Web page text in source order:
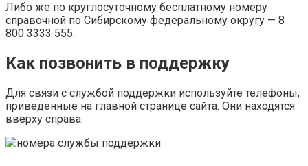
Либо же по круглосуточному бесплатному номеру
справочной по Сибирскому федеральному округу — 8
800 3333 555.
Как позвонить в поддержку
Для связи с службой поддержки используйте телефоны,
приведенные на главной странице сайта. Они находятся
вверху справа.